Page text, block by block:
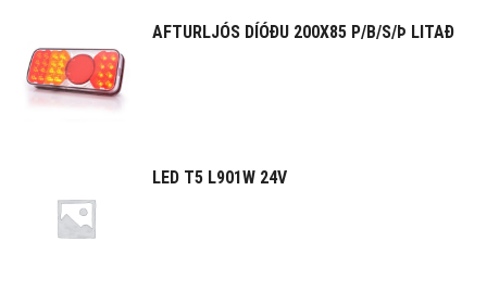
AFTURLJÓS DÍÓÐU 200X85 P/B/S/Þ LITAÐ
LED T5 L901W 24V